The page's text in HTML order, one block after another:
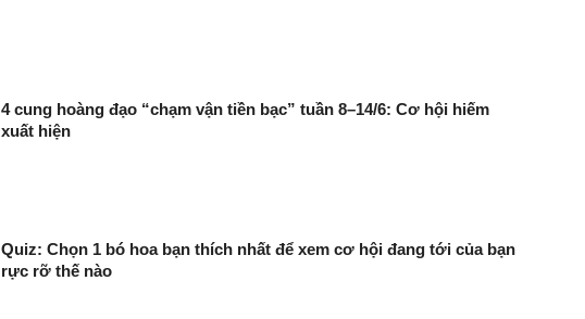
4 cung hoàng đạo “chạm vận tiền bạc” tuần 8–14/6: Cơ hội hiếm
xuất hiện
Quiz: Chọn 1 bó hoa bạn thích nhất để xem cơ hội đang tới của bạn
rực rỡ thế nào